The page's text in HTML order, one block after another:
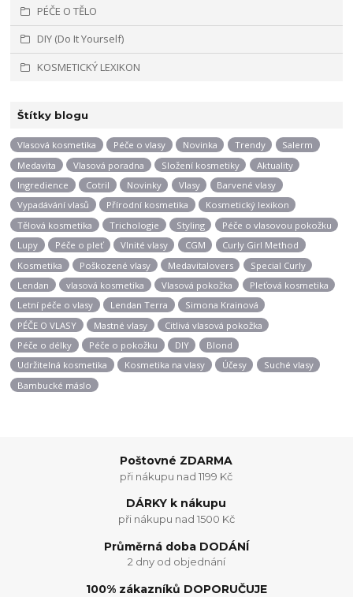
PÉČE O TĚLO
DIY (Do It Yourself)
KOSMETICKÝ LEXIKON
Štítky blogu
Vlasová kosmetika Péče o vlasy Novinka Trendy
Salerm
Medavita
Vlasová poradna Složení kosmetiky
Aktuality
Ingredience
Cotril Novinky Vlasy
Barvené vlasy
Vypadávání vlasů
Přírodní kosmetika
Kosmetický lexikon
Tělová kosmetika
Trichologie Styling
Péče o vlasovou pokožku
Lupy
Péče o pleť Vlnité vlasy CGM
Curly Girl Method
Kosmetika
Poškozené vlasy Medavitalovers
Special Curly
Lendan
vlasová kosmetika Vlasová pokožka
Pleťová kosmetika
Letní péče o vlasy
Lendan Terra
Simona Krainová
PÉČE O VLASY
Mastné vlasy
Citlivá vlasová pokožka
Péče o délky
Péče o pokožku DIY
Blond
Udržitelná kosmetika
Kosmetika na vlasy Účesy
Suché vlasy
Bambucké máslo
Poštovné ZDARMA
při nákupu nad 1199 Kč
DÁRKY k nákupu
při nákupu nad 1500 Kč
Průměrná doba DODÁNÍ
2 dny od objednání
100% zákazníků DOPORUČUJE